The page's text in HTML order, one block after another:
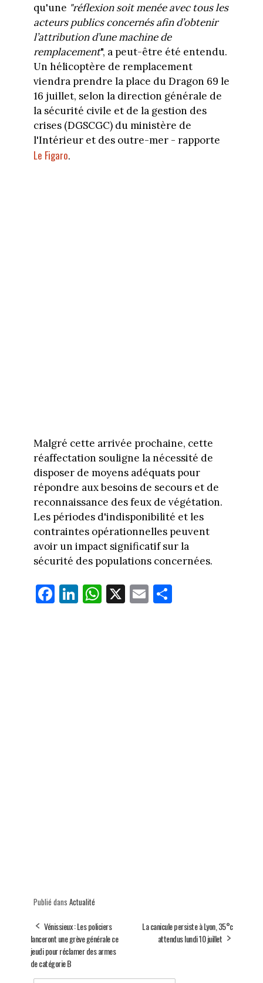
qu'une "réflexion soit menée avec tous les
acteurs publics concernés afin d’obtenir
l’attribution d’une machine de
remplacement", a peut-être été entendu.
Un hélicoptère de remplacement
viendra prendre la place du Dragon 69 le
16 juillet, selon la direction générale de
la sécurité civile et de la gestion des
crises (DGSCGC) du ministère de
l'Intérieur et des outre-mer - rapporte
Le Figaro.
Malgré cette arrivée prochaine, cette
réaffectation souligne la nécessité de
disposer de moyens adéquats pour
répondre aux besoins de secours et de
reconnaissance des feux de végétation.
Les périodes d'indisponibilité et les
contraintes opérationnelles peuvent
avoir un impact significatif sur la
sécurité des populations concernées.
Fa
ce
Li
nk
W
ha
X E
m
Pa
rt
Publié dans Actualité
Vénissieux : Les policiers
lanceront une grève générale ce
jeudi pour réclamer des armes
de catégorie B
La canicule persiste à Lyon, 35°c
attendus lundi 10 juillet